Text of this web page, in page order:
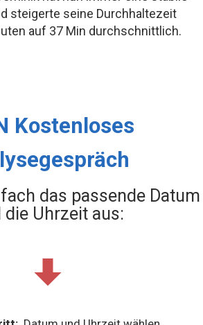
steigerte seine Durchhaltezeit
auf 37 Min durchschnittlich.
Kostenloses
das passende Datum
die Uhrzeit aus: